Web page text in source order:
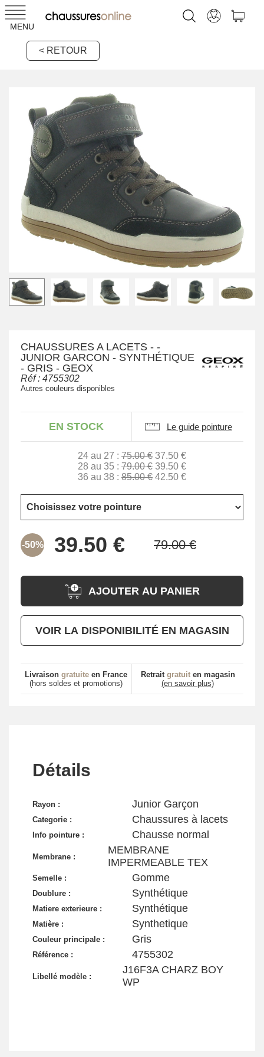
MENU
< RETOUR
CHAUSSURES A LACETS - -
JUNIOR GARCON - SYNTHÉTIQUE
- GRIS - GEOX
Réf : 4755302
Autres couleurs disponibles
EN STOCK Le guide pointure
24 au 27 : 75.00 € 37.50 €
28 au 35 : 79.00 € 39.50 €
36 au 38 : 85.00 € 42.50 €
-50%
AJOUTER AU PANIER
VOIR LA DISPONIBILITÉ EN MAGASIN
Livraison gratuite en France
(hors soldes et promotions)
Retrait gratuiten magasin
(en savoir plus)
Détails
Rayon : Junior Garçon
Categorie : Chaussures à lacets
Info pointure : Chausse normal
Membrane :
MEMBRANE
IMPERMEABLE TEX
Semelle : Gomme
Doublure : Synthétique
Matiere exterieure : Synthétique
Matière : Synthetique
Couleur principale : Gris
Référence : 4755302
Libellé modèle :
J16F3A CHARZ BOY
WP